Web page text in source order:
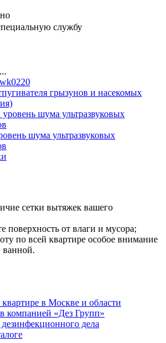
службу
грызунов и насекомых
шума ультразвуковых
сетки вытяжек вашего
поверхность от влаги и мусора;
по всей квартире особое внимание
ванной.
в Москве и области
компанией «Дез Групп»
дела